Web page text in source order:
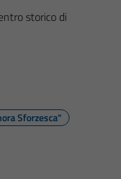
storico di
Sforzesca"